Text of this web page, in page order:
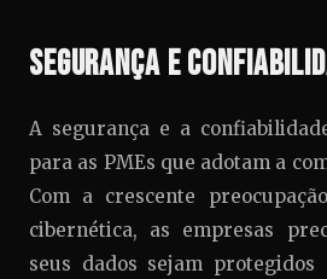
Segurança e
A segurança e a
para as PMEs que adotam a
Com a crescente
cibernética, as empresas
seus dados sejam protegidos